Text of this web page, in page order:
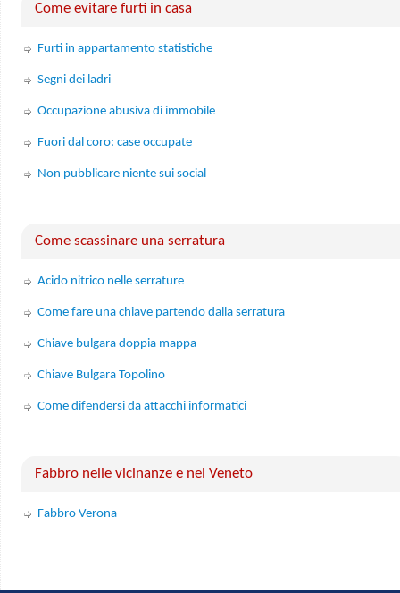
Come evitare furti in casa
Furti in appartamento statistiche
Segni dei ladri
Occupazione abusiva di immobile
Fuori dal coro: case occupate
Non pubblicare niente sui social
Come scassinare una serratura
Acido nitrico nelle serrature
Come fare una chiave partendo dalla serratura
Chiave bulgara doppia mappa
Chiave Bulgara Topolino
Come difendersi da attacchi informatici
Fabbro nelle vicinanze e nel Veneto
Fabbro Verona